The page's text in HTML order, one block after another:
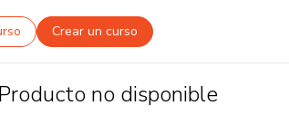
Crear un curso
Producto no disponible